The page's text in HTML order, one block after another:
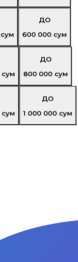
сум
ДО
600 000 сум
сум
ДО
800 000 сум
сум
ДО
1 000 000 сум